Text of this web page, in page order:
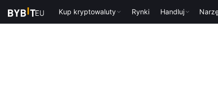
Kup kryptowaluty Rynki Handluj